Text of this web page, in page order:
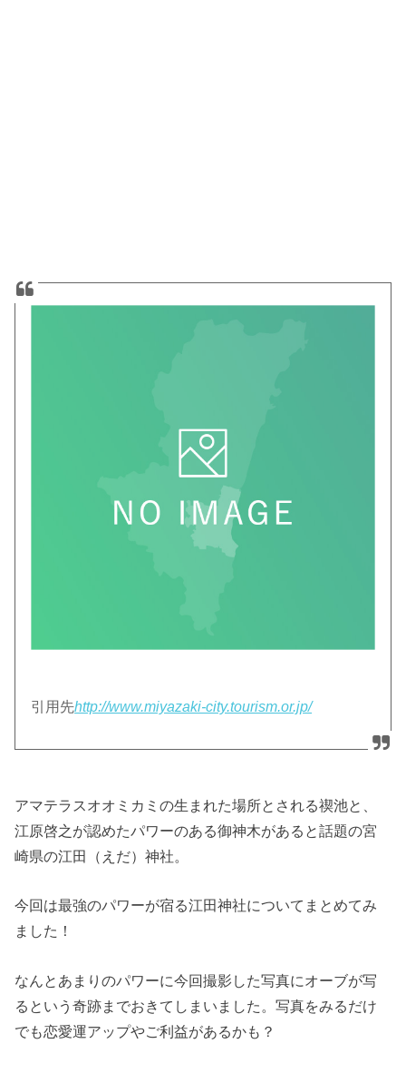
引用先http://www.miyazaki-city.tourism.or.jp/
アマテラスオオミカミの生まれた場所とされる禊池と、
江原啓之が認めたパワーのある御神木があると話題の宮
崎県の江田（えだ）神社。
今回は最強のパワーが宿る江田神社についてまとめてみ
ました！
なんとあまりのパワーに今回撮影した写真にオーブが写
るという奇跡までおきてしまいました。写真をみるだけ
でも恋愛運アップやご利益があるかも？